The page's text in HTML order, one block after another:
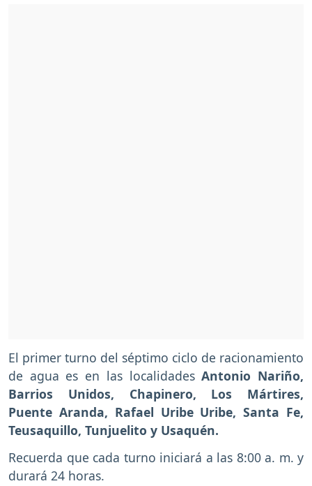
El primer turno del séptimo ciclo de racionamiento
de agua es en las localidadesAntonio Nariño,
Barrios Unidos, Chapinero, Los Mártires,
Puente Aranda, Rafael Uribe Uribe, Santa Fe,
Teusaquillo, Tunjuelito y Usaquén.
Recuerda que cada turno iniciará a las 8:00 a. m. y
durará 24 horas.